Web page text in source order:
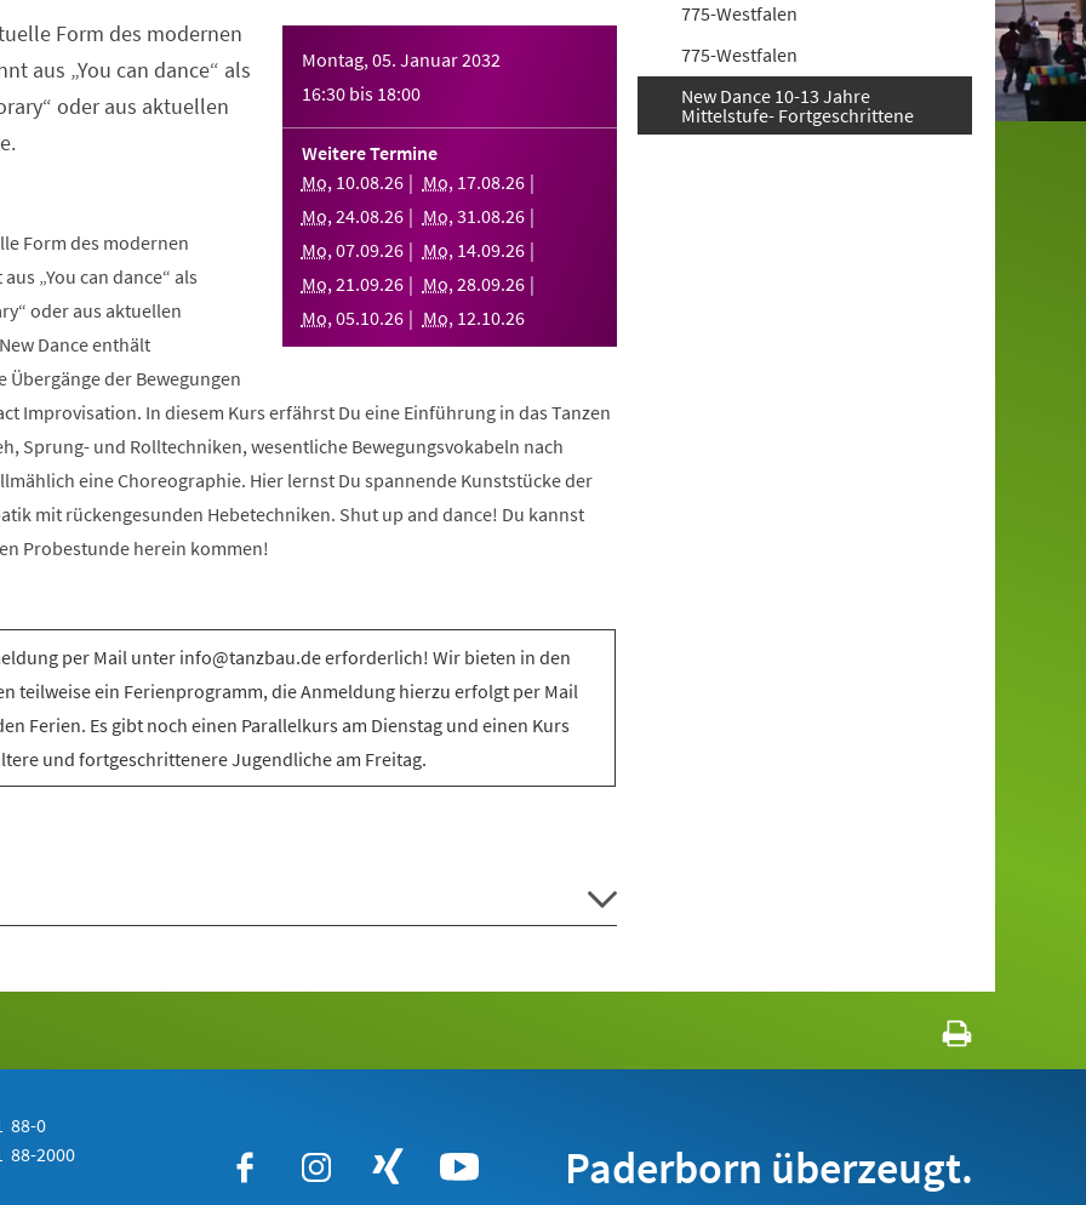
Montag, 05. Januar 2032
16:30 bis 18:00
Weitere Termine
Mo, 10.08.26 Mo, 17.08.26
Mo,24.08.26 Mo,31.08.26
Mo,07.09.26 Mo, 14.09.26
Mo,21.09.26 Mo,28.09.26
Mo,05.10.26 Mo, 12.10.26
Form des modernen
aus „You can dance“ als
oder aus aktuellen
Form des modernen
„You can dance“ als
oder aus aktuellen
Dance enthält
der Bewegungen
Improvisation. In diesem Kurs erfährst Du eine Einführung in das Tanzen
Sprung- und Rolltechniken, wesentliche Bewegungsvokabeln nach
eine Choreographie. Hier lernst Du spannende Kunststücke der
mit rückengesunden Hebetechniken. Shut up and dance! Du kannst
Probestunde herein kommen!
per Mail unter info@tanzbau.de erforderlich! Wir bieten in den
teilweise ein Ferienprogramm, die Anmeldung hierzu erfolgt per Mail
Ferien. Es gibt noch einen Parallelkurs am Dienstag und einen Kurs
und fortgeschrittenere Jugendliche am Freitag.
775-Westfalen
775-Westfalen
New Dance 10-13 Jahre
Mittelstufe- Fortgeschrittene
88-0
88-2000 Paderborn überzeugt.